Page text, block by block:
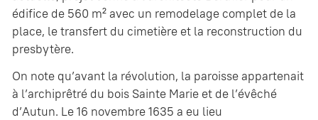
édifice de 560 m² avec un remodelage complet de la
place, le transfert du cimetière et la reconstruction du
presbytère.
On note qu’avant la révolution, la paroisse appartenait
à l’archiprêtré du bois Sainte Marie et de l’évêché
d’Autun. Le 16 novembre 1635 a eu lieu